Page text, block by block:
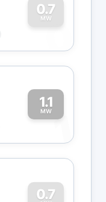
0.7
MW
0
1.1
MW1
0.7